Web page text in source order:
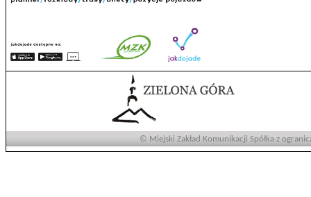
© Miejski Zakład Komunikacji Spółka z